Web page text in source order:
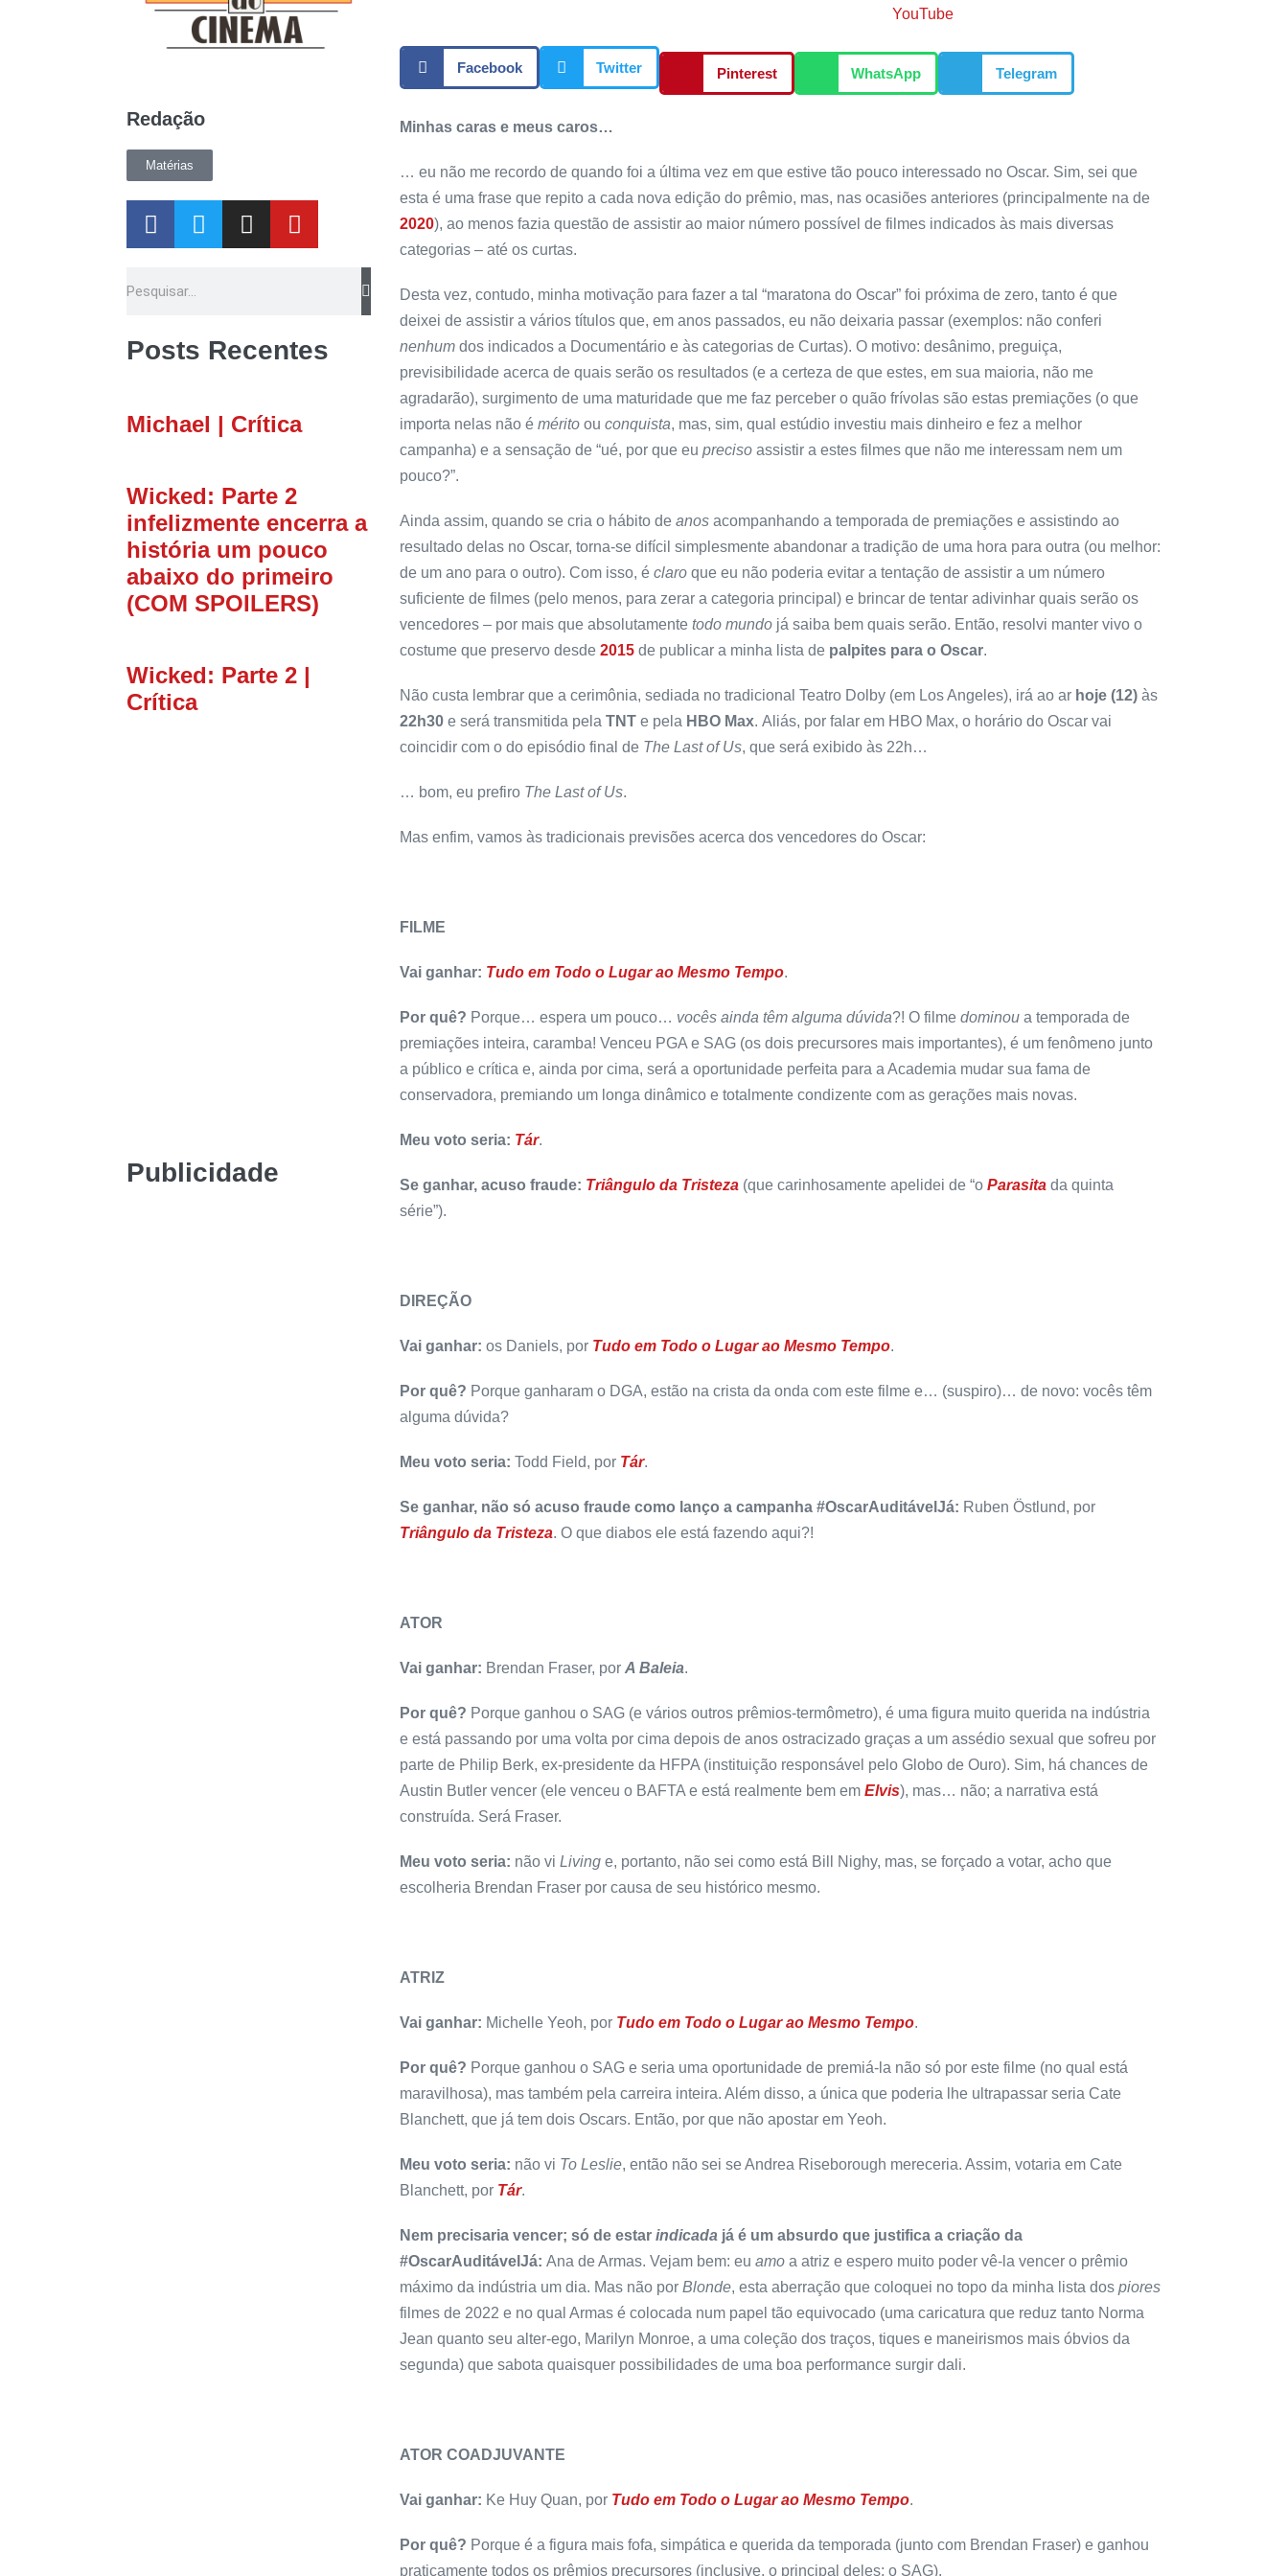
Redação
Matérias
Posts Recentes
Michael | Crítica
Wicked: Parte 2
infelizmente encerra a
história um pouco
abaixo do primeiro
(COM SPOILERS)
Wicked: Parte 2 |
Crítica
Publicidade
YouTube
Facebook Twitter Pinterest WhatsApp Telegram
Minhas caras e meus caros…
… eu não me recordo de quando foi a última vez em que estive tão pouco interessado no Oscar. Sim, sei que
esta é uma frase que repito a cada nova edição do prêmio, mas, nas ocasiões anteriores (principalmente na de
2020), ao menos fazia questão de assistir ao maior número possível de filmes indicados às mais diversas
categorias – até os curtas.
Desta vez, contudo, minha motivação para fazer a tal “maratona do Oscar” foi próxima de zero, tanto é que
deixei de assistir a vários títulos que, em anos passados, eu não deixaria passar (exemplos: não conferi
nenhum dos indicados a Documentário e às categorias de Curtas). O motivo: desânimo, preguiça,
previsibilidade acerca de quais serão os resultados (e a certeza de que estes, em sua maioria, não me
agradarão), surgimento de uma maturidade que me faz perceber o quão frívolas são estas premiações (o que
importa nelas não é mérito ou conquista, mas, sim, qual estúdio investiu mais dinheiro e fez a melhor
campanha) e a sensação de “ué, por que eu preciso assistir a estes filmes que não me interessam nem um
pouco?”.
Ainda assim, quando se cria o hábito de anos acompanhando a temporada de premiações e assistindo ao
resultado delas no Oscar, torna-se difícil simplesmente abandonar a tradição de uma hora para outra (ou melhor:
de um ano para o outro). Com isso, é claro que eu não poderia evitar a tentação de assistir a um número
suficiente de filmes (pelo menos, para zerar a categoria principal) e brincar de tentar adivinhar quais serão os
vencedores – por mais que absolutamente todo mundo já saiba bem quais serão. Então, resolvi manter vivo o
costume que preservo desde 2015 de publicar a minha lista de palpites para o Oscar.
Não custa lembrar que a cerimônia, sediada no tradicional Teatro Dolby (em Los Angeles), irá ao ar hoje (12) às
22h30 e será transmitida pela TNT e pela HBO Max. Aliás, por falar em HBO Max, o horário do Oscar vai
coincidir com o do episódio final de The Last of Us, que será exibido às 22h…
… bom, eu prefiro The Last of Us.
Mas enfim, vamos às tradicionais previsões acerca dos vencedores do Oscar:
FILME
Vai ganhar: Tudo em Todo o Lugar ao Mesmo Tempo.
Por quê? Porque… espera um pouco… vocês ainda têm alguma dúvida?! O filme dominou a temporada de
premiações inteira, caramba! Venceu PGA e SAG (os dois precursores mais importantes), é um fenômeno junto
a público e crítica e, ainda por cima, será a oportunidade perfeita para a Academia mudar sua fama de
conservadora, premiando um longa dinâmico e totalmente condizente com as gerações mais novas.
Meu voto seria: Tár.
Se ganhar, acuso fraude: Triângulo da Tristeza (que carinhosamente apelidei de “o Parasita da quinta
série”).
DIREÇÃO
Vai ganhar: os Daniels, por Tudo em Todo o Lugar ao Mesmo Tempo.
Por quê? Porque ganharam o DGA, estão na crista da onda com este filme e… (suspiro)… de novo: vocês têm
alguma dúvida?
Meu voto seria: Todd Field, por Tár.
Se ganhar, não só acuso fraude como lanço a campanha #OscarAuditávelJá: Ruben Östlund, por
Triângulo da Tristeza. O que diabos ele está fazendo aqui?!
ATOR
Vai ganhar: Brendan Fraser, por A Baleia.
Por quê? Porque ganhou o SAG (e vários outros prêmios-termômetro), é uma figura muito querida na indústria
e está passando por uma volta por cima depois de anos ostracizado graças a um assédio sexual que sofreu por
parte de Philip Berk, ex-presidente da HFPA (instituição responsável pelo Globo de Ouro). Sim, há chances de
Austin Butler vencer (ele venceu o BAFTA e está realmente bem em Elvis), mas… não; a narrativa está
construída. Será Fraser.
Meu voto seria: não vi Living e, portanto, não sei como está Bill Nighy, mas, se forçado a votar, acho que
escolheria Brendan Fraser por causa de seu histórico mesmo.
ATRIZ
Vai ganhar: Michelle Yeoh, por Tudo em Todo o Lugar ao Mesmo Tempo.
Por quê? Porque ganhou o SAG e seria uma oportunidade de premiá-la não só por este filme (no qual está
maravilhosa), mas também pela carreira inteira. Além disso, a única que poderia lhe ultrapassar seria Cate
Blanchett, que já tem dois Oscars. Então, por que não apostar em Yeoh.
Meu voto seria: não vi To Leslie, então não sei se Andrea Riseborough mereceria. Assim, votaria em Cate
Blanchett, por Tár.
Nem precisaria vencer; só de estar indicada já é um absurdo que justifica a criação da
#OscarAuditávelJá: Ana de Armas. Vejam bem: eu amo a atriz e espero muito poder vê-la vencer o prêmio
máximo da indústria um dia. Mas não por Blonde, esta aberração que coloquei no topo da minha lista dos piores
filmes de 2022 e no qual Armas é colocada num papel tão equivocado (uma caricatura que reduz tanto Norma
Jean quanto seu alter-ego, Marilyn Monroe, a uma coleção dos traços, tiques e maneirismos mais óbvios da
segunda) que sabota quaisquer possibilidades de uma boa performance surgir dali.
ATOR COADJUVANTE
Vai ganhar: Ke Huy Quan, por Tudo em Todo o Lugar ao Mesmo Tempo.
Por quê? Porque é a figura mais fofa, simpática e querida da temporada (junto com Brendan Fraser) e ganhou
praticamente todos os prêmios precursores (inclusive, o principal deles: o SAG).